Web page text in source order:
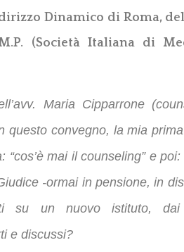
Dinamico di Roma,
(Società Italiana di
Maria Cipparrone
questo convegno, la mia
“cos’è mai il counseling” e
-ormai in pensione, in
su un nuovo istituto, dai
e discussi?